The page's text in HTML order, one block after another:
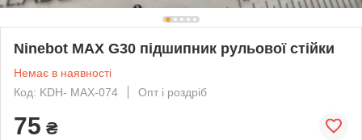
Ninebot MAX G30 підшипник рульової стійки
Немає в наявності
Код: KDH- MAX-074
Опт і роздріб
75 ₴